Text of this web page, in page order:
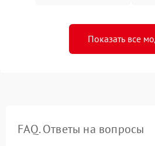
Показать все
FAQ. Ответы на вопросы